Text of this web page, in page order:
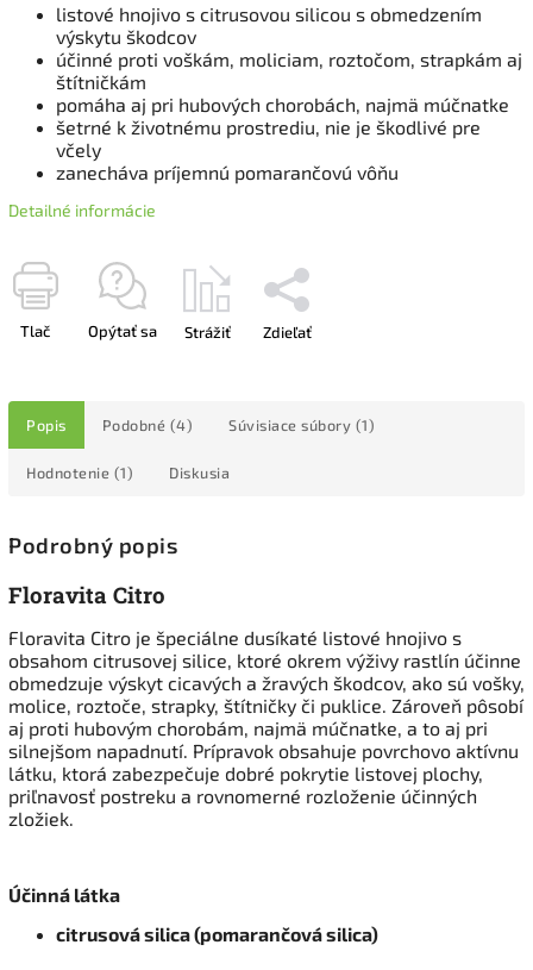
listové hnojivo s citrusovou silicou s obmedzením
výskytu škodcov
účinné proti voškám, moliciam, roztočom, strapkám aj
štítničkám
pomáha aj pri hubových chorobách, najmä múčnatke
šetrné k životnému prostrediu, nie je škodlivé pre
včely
zanecháva príjemnú pomarančovú vôňu
Detailné informácie
Tlač Opýtať sa Strážiť Zdieľať
Popis Podobné (4) Súvisiace súbory (1)
Hodnotenie (1) Diskusia
Podrobný popis
Floravita Citro
Floravita Citro je špeciálne dusíkaté listové hnojivo s
obsahom citrusovej silice, ktoré okrem výživy rastlín účinne
obmedzuje výskyt cicavých a žravých škodcov, ako sú vošky,
molice, roztoče, strapky, štítničky či puklice. Zároveň pôsobí
aj proti hubovým chorobám, najmä múčnatke, a to aj pri
silnejšom napadnutí. Prípravok obsahuje povrchovo aktívnu
látku, ktorá zabezpečuje dobré pokrytie listovej plochy,
priľnavosť postreku a rovnomerné rozloženie účinných
zložiek.
Účinná látka
citrusová silica (pomarančová silica)